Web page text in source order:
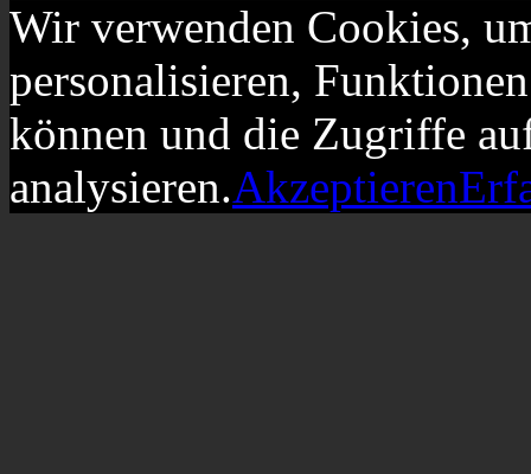
Wir verwenden Cookies,
personalisieren,
können und die Zugriffe
analysieren.Akzeptieren